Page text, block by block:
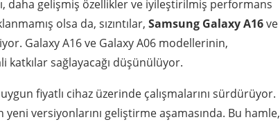
daha gelişmiş özellikler ve iyileştirilmiş performans
olsa da, sızıntılar, Samsung Galaxy A16ve
Galaxy A16 ve Galaxy A06 modellerinin,
sağlayacağı düşünülüyor.
fiyatlı cihaz üzerinde çalışmalarını sürdürüyor.
versiyonlarını geliştirme aşamasında. Bu hamle,